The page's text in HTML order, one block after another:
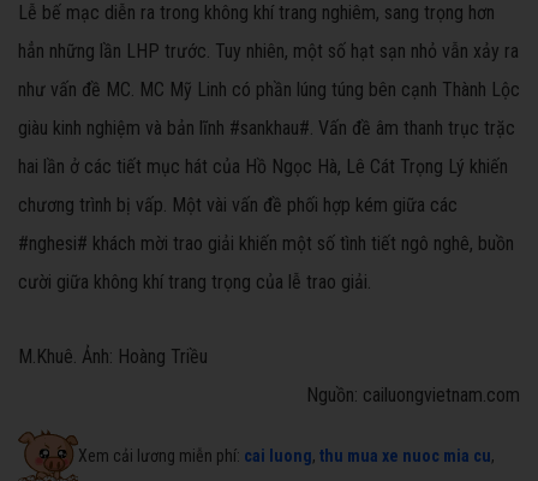
Lễ bế mạc diễn ra trong không khí trang nghiêm, sang trọng hơn
hẳn những lần LHP trước. Tuy nhiên, một số hạt sạn nhỏ vẫn xảy ra
như vấn đề MC. MC Mỹ Linh có phần lúng túng bên cạnh Thành Lộc
giàu kinh nghiệm và bản lĩnh #sankhau#. Vấn đề âm thanh trục trặc
hai lần ở các tiết mục hát của Hồ Ngọc Hà, Lê Cát Trọng Lý khiến
chương trình bị vấp. Một vài vấn đề phối hợp kém giữa các
#nghesi# khách mời trao giải khiến một số tình tiết ngô nghê, buồn
cười giữa không khí trang trọng của lễ trao giải.
M.Khuê. Ảnh: Hoàng Triều
Nguồn: cailuongvietnam.com
Xem cải lương miễn phí: cai luong, thu mua xe nuoc mia cu,